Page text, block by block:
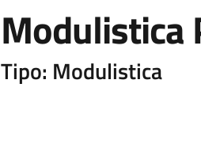
Modulistica
Tipo: Modulistica